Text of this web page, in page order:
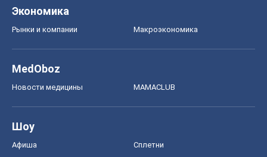
Экономика
Рынки и компании Mакроэкономика
MedOboz
Новости медицины MAMACLUB
Шоу
Афиша Сплетни